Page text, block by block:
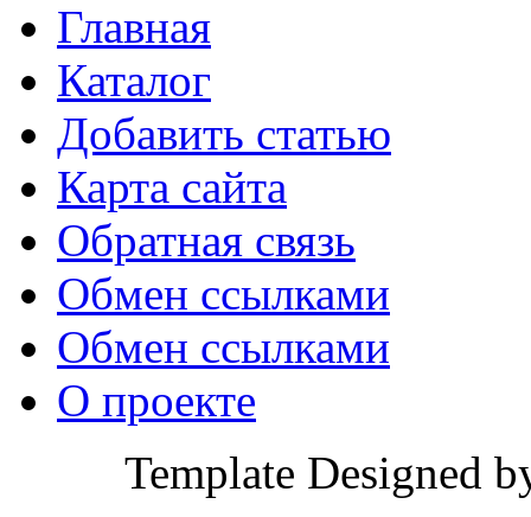
Главная
Каталог
Добавить статью
Карта сайта
Обратная связь
Обмен ссылками
Обмен ссылками
О проекте
Template Designed